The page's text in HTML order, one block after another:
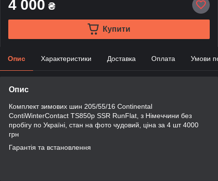
4 000 ₴
Купити
Опис Характеристики Доставка Оплата Умови
Опис
Комплект зимових шин 205/55/16 Continental
ContiWinterContact TS850p SSR RunFlat, з Німеччини без
пробігу по Україні, стан на фото чудовий, ціна за 4 шт 4000
грн
Гарантія та встановлення